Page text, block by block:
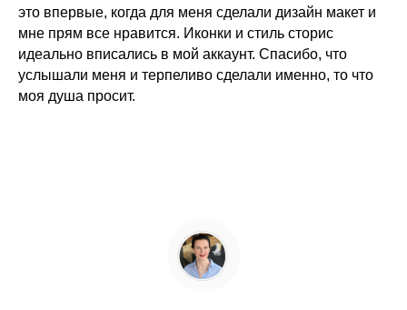
это впервые, когда для меня сделали дизайн макет и
мне прям все нравится. Иконки и стиль сторис
идеально вписались в мой аккаунт. Спасибо, что
услышали меня и терпеливо сделали именно, то что
моя душа просит.